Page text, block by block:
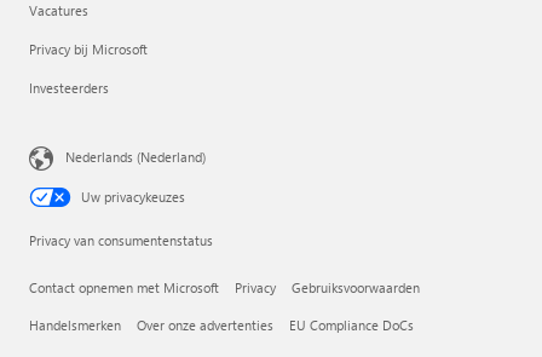
Vacatures
Privacy bij Microsoft
Investeerders
Nederlands (Nederland)
Uw privacykeuzes
Privacy van consumentenstatus
Contact opnemen met Microsoft Privacy Gebruiksvoorwaarden
Handelsmerken Over onze advertenties EU Compliance DoCs